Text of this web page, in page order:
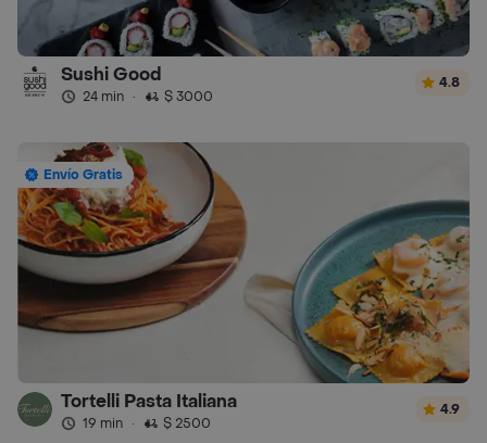
Sushi Good
24 min · $ 3000
4.8
Envío Gratis
Tortelli Pasta Italiana
19 min · $ 2500
4.9